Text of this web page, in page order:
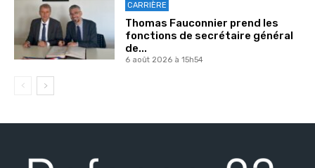
CARRIÈRE
Thomas Fauconnier prend les
fonctions de secrétaire général
de...
6 août 2026 à 15h54